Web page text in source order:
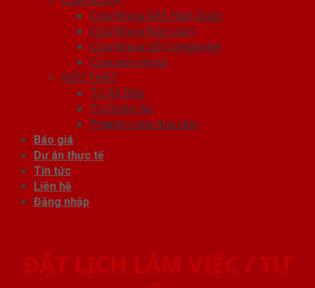
Cửa Nhựa ABS Hàn Quốc
Cửa Nhựa Đài Loan
Cửa Nhựa Gỗ Composite
Cửa vòm nhựa
NỘI THẤT
Tủ Kệ Bếp
Tủ Quần Áo
Phụ kiện cửa nhà tắm
Báo giá
Dự án thực tế
Tin tức
Liên hệ
Đăng nhập
ĐẶT LỊCH LÀM VIỆC / TƯ